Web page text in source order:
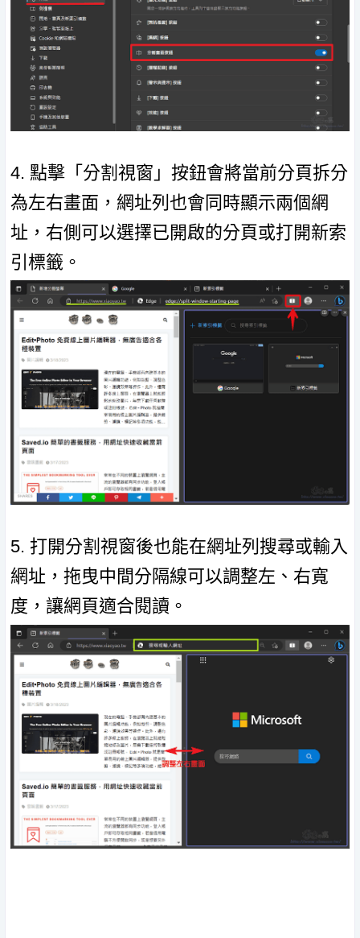
4. 點擊「分割視窗」按鈕會將當前分頁拆分
為左右畫面，網址列也會同時顯示兩個網
址，右側可以選擇已開啟的分頁或打開新索
引標籤。
5. 打開分割視窗後也能在網址列搜尋或輸入
網址，拖曳中間分隔線可以調整左、右寬
度，讓網頁適合閱讀。